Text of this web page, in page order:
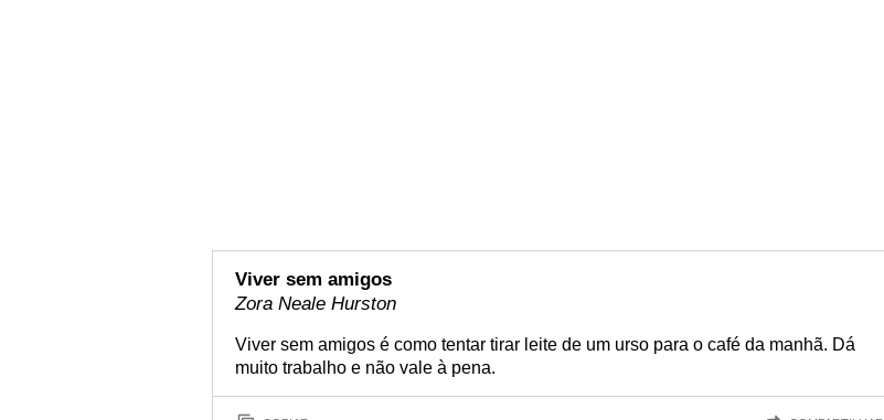
Viver sem amigos
Zora Neale Hurston
Viver sem amigos é como tentar tirar leite de um urso para o café da manhã. Dá
muito trabalho e não vale à pena.